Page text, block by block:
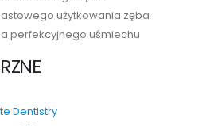
użytkowania zęba
perfekcyjnego uśmiechu
Dentistry